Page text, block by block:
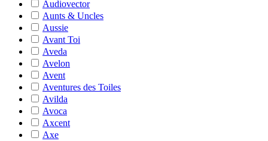
Audiovector
Aunts & Uncles
Aussie
Avant Toi
Aveda
Avelon
Avent
Aventures des Toiles
Avilda
Avoca
Axcent
Axe